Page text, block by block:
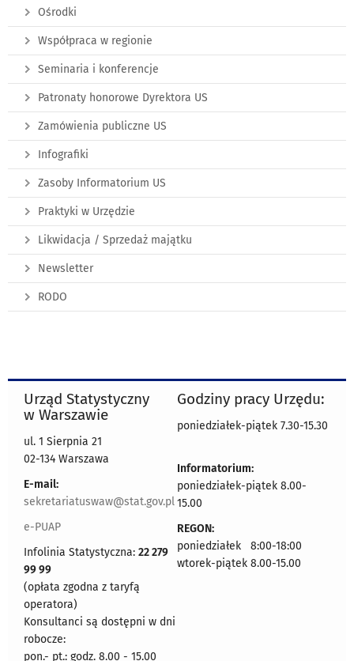
Ośrodki
Współpraca w regionie
Seminaria i konferencje
Patronaty honorowe Dyrektora US
Zamówienia publiczne US
Infografiki
Zasoby Informatorium US
Praktyki w Urzędzie
Likwidacja / Sprzedaż majątku
Newsletter
RODO
Urząd Statystyczny
w Warszawie
ul. 1 Sierpnia 21
02-134 Warszawa
E-mail:
sekretariatuswaw@stat.gov.pl
e-PUAP
Infolinia Statystyczna: 22 279
99 99
(opłata zgodna z taryfą
operatora)
Konsultanci są dostępni w dni
robocze:
pon.- pt.: godz. 8.00 - 15.00
Godziny pracy Urzędu:
poniedziałek-piątek 7.30-15.30
Informatorium:
poniedziałek-piątek 8.00-
15.00
REGON:
poniedziałek 8:00-18:00
wtorek-piątek 8.00-15.00